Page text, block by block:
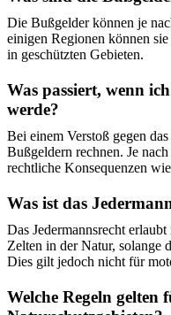
Die Bußgelder können je
einigen Regionen können
in geschützten Gebieten.
Was passiert, wenn
werde?
Bei einem Verstoß gegen
Bußgeldern rechnen. Je
rechtliche Konsequenzen
Was ist das
Das Jedermannsrecht
Zelten in der Natur, solange
Dies gilt jedoch nicht für
Welche Regeln